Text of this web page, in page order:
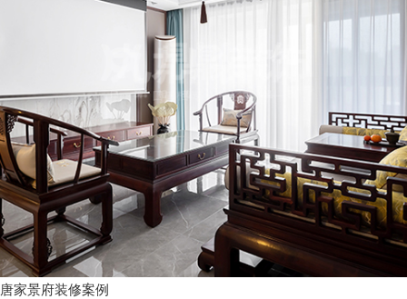
唐家景府装修案例